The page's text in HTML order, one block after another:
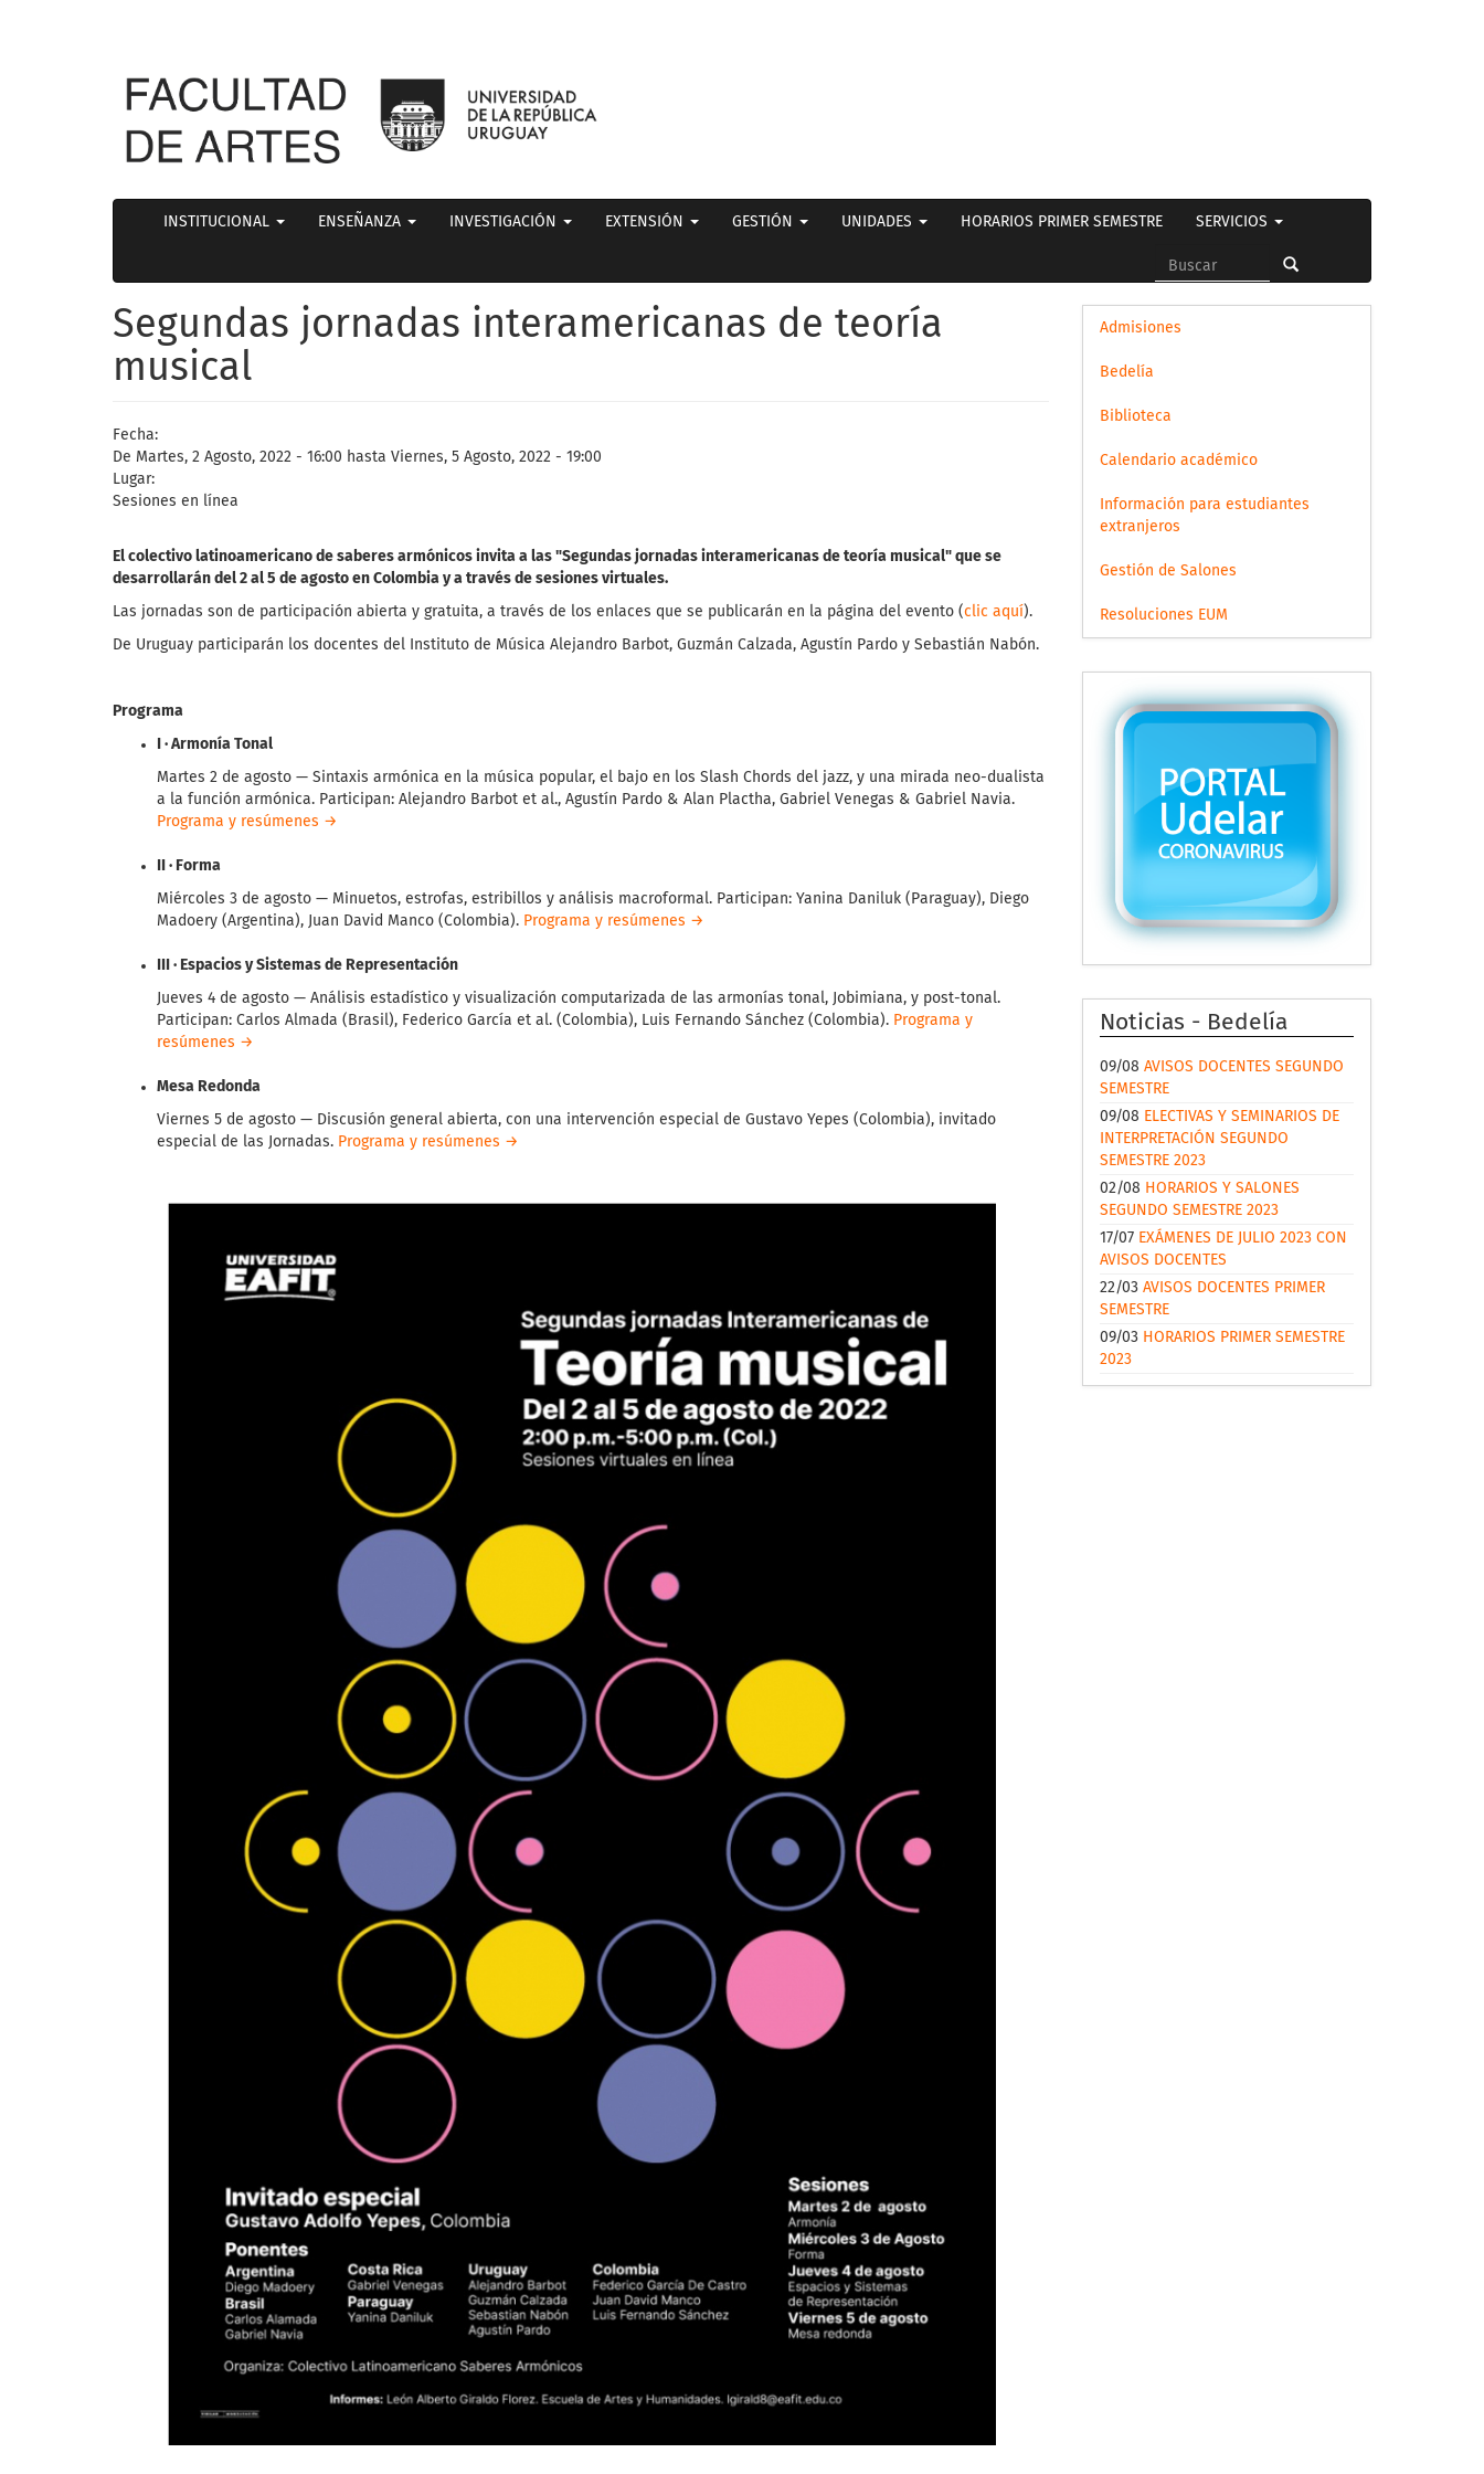
INSTITUCIONAL ENSEÑANZA INVESTIGACIÓN EXTENSIÓN GESTIÓN UNIDADES HORARIOS PRIMER SEMESTRE SERVICIOS
Formulario
de
búsqueda
Segundas jornadas interamericanas de teoría
musical
Fecha:
De Martes, 2 Agosto, 2022 - 16:00 hasta Viernes, 5 Agosto, 2022 - 19:00
Lugar:
Sesiones en línea
El colectivo latinoamericano de saberes armónicos invita a las "Segundas jornadas interamericanas de teoría musical" que se
desarrollarán del 2 al 5 de agosto en Colombia y a través de sesiones virtuales.
Las jornadas son de participación abierta y gratuita, a través de los enlaces que se publicarán en la página del evento (clic aquí).
De Uruguay participarán los docentes del Instituto de Música Alejandro Barbot, Guzmán Calzada, Agustín Pardo y Sebastián Nabón.
Programa
I · Armonía Tonal
Martes 2 de agosto — Sintaxis armónica en la música popular, el bajo en los Slash Chords del jazz, y una mirada neo-dualista
a la función armónica. Participan: Alejandro Barbot et al., Agustín Pardo & Alan Plactha, Gabriel Venegas & Gabriel Navia.
Programa y resúmenes →
II · Forma
Miércoles 3 de agosto — Minuetos, estrofas, estribillos y análisis macroformal. Participan: Yanina Daniluk (Paraguay), Diego
Madoery (Argentina), Juan David Manco (Colombia). Programa y resúmenes →
III · Espacios y Sistemas de Representación
Jueves 4 de agosto — Análisis estadístico y visualización computarizada de las armonías tonal, Jobimiana, y post-tonal.
Participan: Carlos Almada (Brasil), Federico García et al. (Colombia), Luis Fernando Sánchez (Colombia). Programa y
resúmenes →
Mesa Redonda
Viernes 5 de agosto — Discusión general abierta, con una intervención especial de Gustavo Yepes (Colombia), invitado
especial de las Jornadas. Programa y resúmenes →
Admisiones
Bedelía
Biblioteca
Calendario académico
Información para estudiantes
extranjeros
Gestión de Salones
Resoluciones EUM
Noticias - Bedelía
09/08 AVISOS DOCENTES SEGUNDO
SEMESTRE
09/08 ELECTIVAS Y SEMINARIOS DE
INTERPRETACIÓN SEGUNDO
SEMESTRE 2023
02/08 HORARIOS Y SALONES
SEGUNDO SEMESTRE 2023
17/07 EXÁMENES DE JULIO 2023 CON
AVISOS DOCENTES
22/03 AVISOS DOCENTES PRIMER
SEMESTRE
09/03 HORARIOS PRIMER SEMESTRE
2023